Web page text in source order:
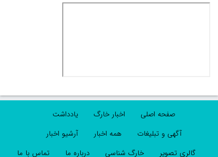
صفحه اصلی اخبار خارگ
یادداشت
آگهی و تبلیغات
همه اخبار
آرشیو اخبار
گالری تصویر
خارگ شناسی درباره ما تماس با ما